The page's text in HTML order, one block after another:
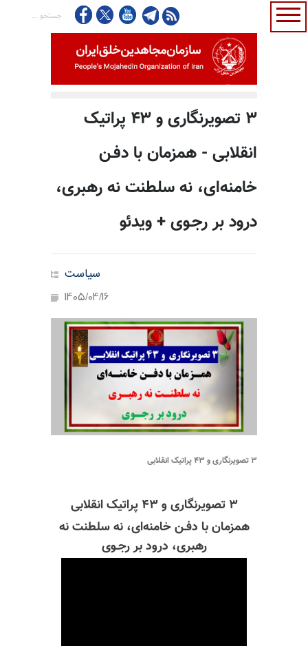
۳ تصویرنگاری و ۴۳ پراتیک
انقلابی - همزمان با دفـن
خامنه‌ای، نه سلطنت نه رهبری،
درود بر رجـوی + ویدئو
سیاست
1405/04/16
۳ تصویرنگاری و ۴۳ پراتیک انقلابی
۳ تصویرنگاری و ۴۳ پراتیک انقلابی
همزمان با دفـن خامنه‌ای، نه سلطنت نه
رهبری، درود بر رجـوی